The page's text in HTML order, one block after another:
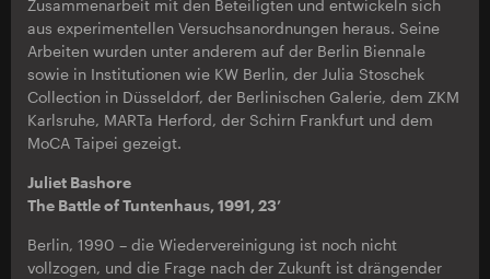
Zusammenarbeit mit den Beteiligten und entwickeln sich
aus experimentellen Versuchsanordnungen heraus. Seine
Arbeiten wurden unter anderem auf der Berlin Biennale
sowie in Institutionen wie KW Berlin, der Julia Stoschek
Collection in Düsseldorf, der Berlinischen Galerie, dem ZKM
Karlsruhe, MARTa Herford, der Schirn Frankfurt und dem
MoCA Taipei gezeigt.
Juliet Bashore
The Battle of Tuntenhaus, 1991, 23’
Berlin, 1990 – die Wiedervereinigung ist noch nicht
vollzogen, und die Frage nach der Zukunft ist drängender